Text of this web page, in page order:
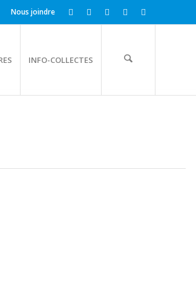
Nous joindre
INFO-COLLECTES